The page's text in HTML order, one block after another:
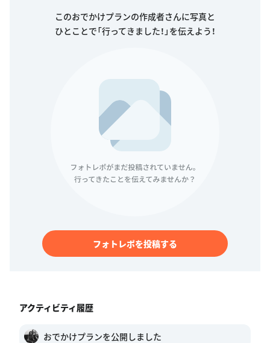
このおでかけプランの作成者さんに写真と
ひとことで「行ってきました！」を伝えよう！
フォトレポを投稿する
アクティビティ履歴
おでかけプランを公開しました